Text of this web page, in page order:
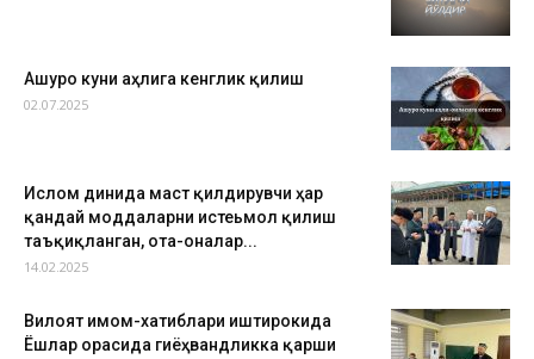
Ашуро куни аҳлига кенглик қилиш
02.07.2025
Ислом динида маст қилдирувчи ҳар
қандай моддаларни истеьмол қилиш
таъқиқланган, ота-оналар...
14.02.2025
Вилоят имом-хатиблари иштирокида
Ёшлар орасида гиёҳвандликка қарши